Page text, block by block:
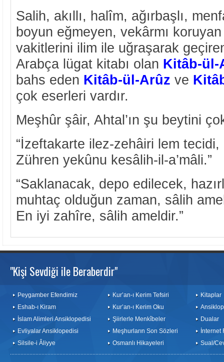
Salih, akıllı, halîm, ağırbaşlı,
boyun eğmeyen, vekârmı
vakitlerini ilim ile uğraşarak
Arabça lügat kitabı olan Kitâb-ül-
bahs eden Kitâb-ül-Arûz ve
çok eserleri vardır.
Meşhûr şâir, Ahtal’ın şu beytini
“İzeftakarte ilez-zehâiri lem tecidi,
Zühren yekûnu kesâlih-il-a’mâli.”
“Saklanacak, depo edilecek,
muhtaç olduğun zaman, sâlih
En iyi zahîre, sâlih ameldir.”
"Kişi Sevdiği ile Beraberdir"
Peygamber Efendimiz
Eshab-ı Kiram
İslam Alimleri Ansiklopedisi
Evliyalar Ansiklopedisi
Silsile-i Âliyye
Kur’an-ı Kerim Tefsiri
Kur’an-ı Kerim Oku
Şiirlerle Menkîbeler
Meşhurların Son Sözleri
Osmanlı Hikayeleri
Kitaplar
Dualar
İnternet
Sual/